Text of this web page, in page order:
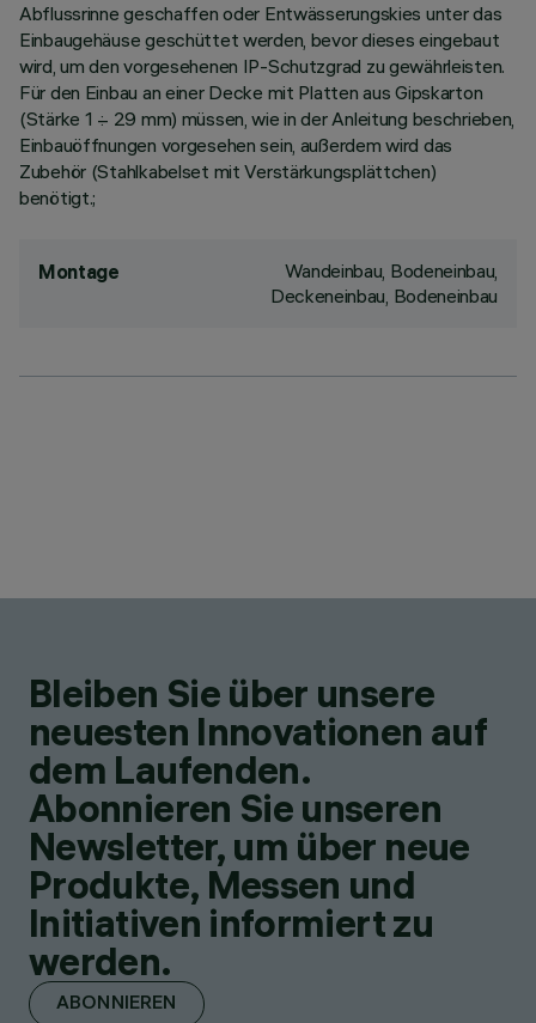
Abflussrinne geschaffen oder Entwässerungskies unter das
Einbaugehäuse geschüttet werden, bevor dieses eingebaut
wird, um den vorgesehenen IP-Schutzgrad zu gewährleisten.
Für den Einbau an einer Decke mit Platten aus Gipskarton
(Stärke 1 ÷ 29 mm) müssen, wie in der Anleitung beschrieben,
Einbauöffnungen vorgesehen sein, außerdem wird das
Zubehör (Stahlkabelset mit Verstärkungsplättchen)
benötigt.;
Montage
Wandeinbau, Bodeneinbau,
Deckeneinbau, Bodeneinbau
Bleiben Sie über unsere
neuesten Innovationen auf
dem Laufenden.
Abonnieren Sie unseren
Newsletter, um über neue
Produkte, Messen und
Initiativen informiert zu
werden.
ABONNIEREN